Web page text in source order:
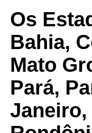
Os
Bahia,
Mato
Pará,
Janeiro,